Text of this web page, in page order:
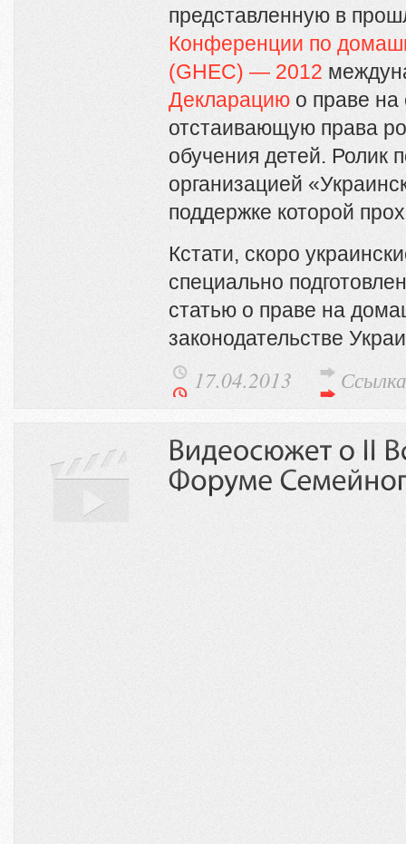
представленную в
Конференции по
(GHEC) — 2012
Декларацию о праве
отстаивающую права
обучения детей. Ролик
организацией
поддержке которой
Кстати, скоро
специально
статью о праве на
законодательстве
17.04.2013 Ссылка